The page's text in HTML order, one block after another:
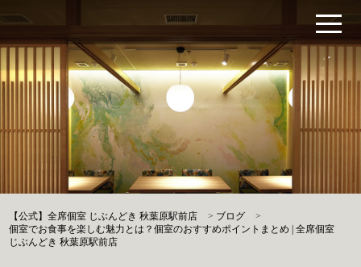
【公式】全席個室 じぶんどき 秋葉原駅前店 > ブログ
>
個室でお食事を楽しむ魅力とは？個室のおすすめポイントまとめ | 全席個室
じぶんどき 秋葉原駅前店